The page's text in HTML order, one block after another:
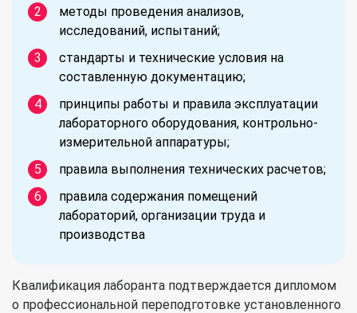
методы проведения анализов,
исследований, испытаний;
стандарты и технические условия на
составленную документацию;
принципы работы и правила эксплуатации
лабораторного оборудования, контрольно-
измерительной аппаратуры;
правила выполнения технических расчетов;
правила содержания помещений
лабораторий, организации труда и
производства
Квалификация лаборанта подтверждается дипломом
о профессиональной переподготовке установленного